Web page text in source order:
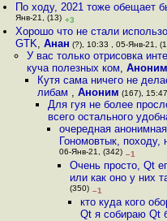
По ходу, 2021 тоже обещает
Янв-21, (13) +3
Хорошо что не стали
GTK,Анан (?), 10:33 , 05-Янв-21,
У вас только отрисовка
куча полезных ком, Аноним
Кутя сама ничего не
либам , Аноним (167),
Для гуя не более
всего остального
очередная
Гономовтык, походу,
06-Янв-21, (342) –1
Очень просто, Qt
или как оно у них
(350) –1
кто куда кого
Qt я собираю Qt